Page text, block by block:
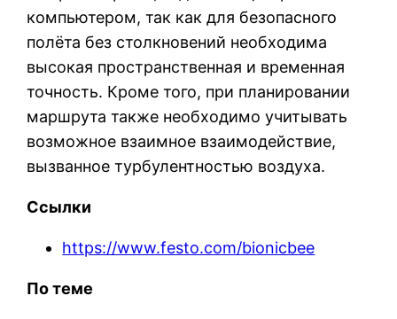
компьютером, так как для безопасного
полёта без столкновений необходима
высокая пространственная и временная
точность. Кроме того, при планировании
маршрута также необходимо учитывать
возможное взаимное взаимодействие,
вызванное турбулентностью воздуха.
Ссылки
https://www.festo.com/bionicbee
По теме